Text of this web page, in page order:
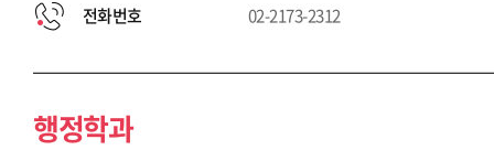
전화번호 02-2173-2312
행정학과